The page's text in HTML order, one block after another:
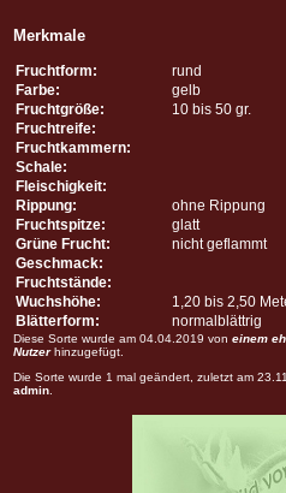
Merkmale
Fruchtform:
rund
Farbe:
gelb
Fruchtgröße:
10 bis 50 gr.
Fruchtreife:
Fruchtkammern:
Schale:
Fleischigkeit:
Rippung:
ohne Rippung
Fruchtspitze:
glatt
Grüne Frucht:
nicht geflammt
Geschmack:
Fruchtstände:
Wuchshöhe:
1,20 bis 2,50
Blätterform:
normalblättrig
Diese Sorte wurde am 04.04.2019 von einem
Nutzerhinzugefügt.
Die Sorte wurde 1 mal geändert, zuletzt am
admin